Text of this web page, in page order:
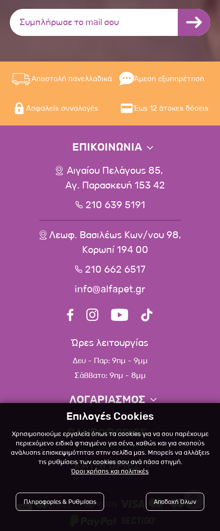
Αποστολή πανελλαδικά Άμεση εξυπηρέτηση
Ασφαλείς συναλαγές Έως 12 άτοκες δόσεις
ΕΠΙΚΟΙΝΩΝΙΑ
Αιγαίου Πελάγους 85,
Αγ. Παρασκευή 153 42
210 639 5191
Λεωφ. Βασιλέως Κων/νου 98,
Κορωπί 194 00
210 662 6517
info@alfapet.gr
Ώρες λειτουργίας
Δευ - Παρ: 9πμ - 9μμ
Σάββατο: 9πμ - 8μμ
ΛΟΓΑΡΙΑΣΜΟΣ
Πληροφορίες λογαριασμού
Λίστα αγαπημένων
Πολιτική επιστροφών
ΠΛΗΡΟΦΟΡΙΕΣ
Σχετικά
Επικοινωνία
Blog
Όροι Χρήσης
ΚΑΤΗΓΟΡΙΕΣ
Επιλογές Cookies
Χρησιμοποιούμε εργαλεία όπως τα cookies για να σου παρέχουμε
περιεχόμενο ειδικά φτιαγμένο για σένα, καθώς και για σκοπούς
ανάλυσης επισκεψιμότητας στην σελίδα μας. Μπορείς να αλλάξεις
τις ρυθμίσεις των cookies σου ανά πάσα στιγμή.
Όροι χρήσης και πολιτικές
Πληροφορίες & Ρυθμίσεις Αποδοχή Όλων